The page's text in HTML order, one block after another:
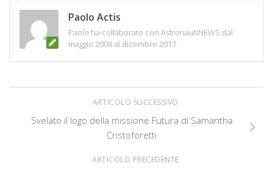
Paolo Actis
Paolo ha collaborato con AstronautiNEWS dal
maggio 2008 al dicembre 2017
ARTICOLO SUCCESSIVO
Svelato il logo della missione Futura di Samantha
Cristoforetti
ARTICOLO PRECEDENTE